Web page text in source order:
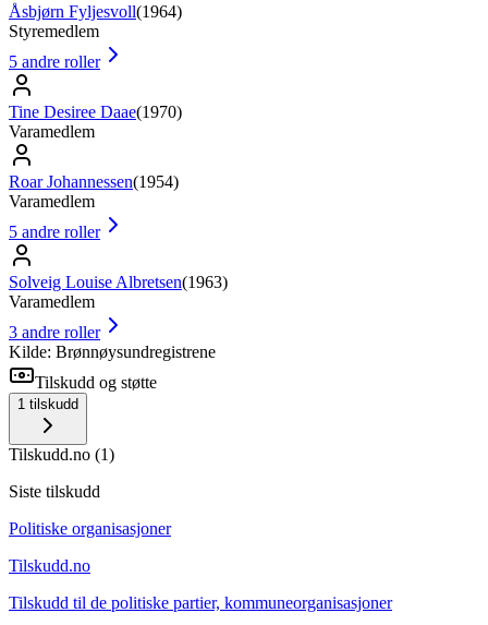
Åsbjørn Fyljesvoll(1964)
Styremedlem
5 andre roller
Tine Desiree Daae(1970)
Varamedlem
Roar Johannessen(1954)
Varamedlem
5 andre roller
Solveig Louise Albretsen(1963)
Varamedlem
3 andre roller
Kilde: Brønnøysundregistrene
Tilskudd og støtte
1 tilskudd
Tilskudd.no (1)
Siste tilskudd
Politiske organisasjoner
Tilskudd.no
Tilskudd til de politiske partier, kommuneorganisasjoner